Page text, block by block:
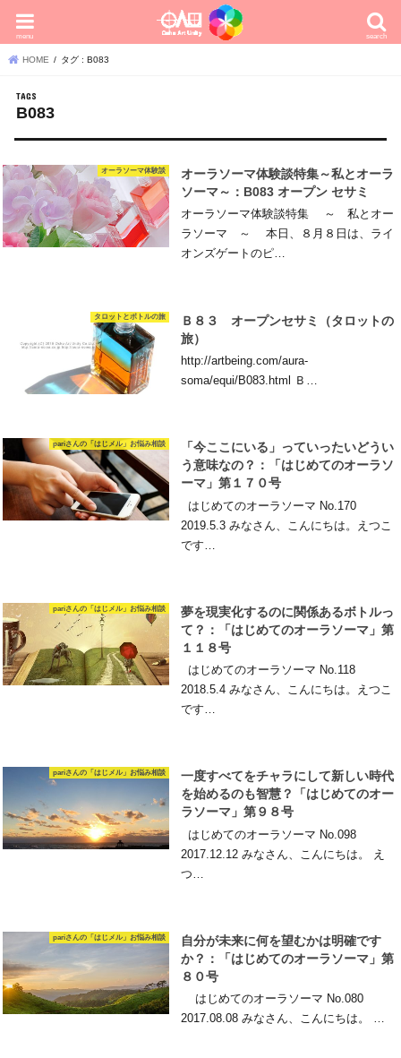
search
menu
HOME タグ : B083
B083
オーラソーマ体験談
オーラソーマ体験談特集～私とオーラ
ソーマ～：B083 オープン セサミ
オーラソーマ体験談特集 ～ 私とオー
ラソーマ ～ 本日、８月８日は、ライ
オンズゲートのピ…
タロットとボトルの旅
Ｂ８３ オープンセサミ（タロットの
旅）
http://artbeing.com/aura-
soma/equi/B083.html Ｂ…
pariさんの「はじメル」お悩み相談
「今ここにいる」っていったいどうい
う意味なの？：「はじめてのオーラソ
ーマ」第１７０号
はじめてのオーラソーマ No.170
2019.5.3 みなさん、こんにちは。えつこ
です…
pariさんの「はじメル」お悩み相談
夢を現実化するのに関係あるボトルっ
て？：「はじめてのオーラソーマ」第
１１８号
はじめてのオーラソーマ No.118
2018.5.4 みなさん、こんにちは。えつこ
です…
pariさんの「はじメル」お悩み相談
一度すべてをチャラにして新しい時代
を始めるのも智慧？「はじめてのオー
ラソーマ」第９８号
はじめてのオーラソーマ No.098
2017.12.12 みなさん、こんにちは。 え
つ…
pariさんの「はじメル」お悩み相談
自分が未来に何を望むかは明確です
か？：「はじめてのオーラソーマ」第
８０号
はじめてのオーラソーマ No.080
2017.08.08 みなさん、こんにちは。 …